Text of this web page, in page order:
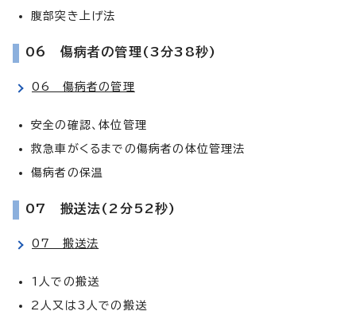
腹部突き上げ法
06 傷病者の管理(3分38秒)
06 傷病者の管理
安全の確認、体位管理
救急車がくるまでの傷病者の体位管理法
傷病者の保温
07 搬送法(2分52秒)
07 搬送法
1人での搬送
2人又は3人での搬送